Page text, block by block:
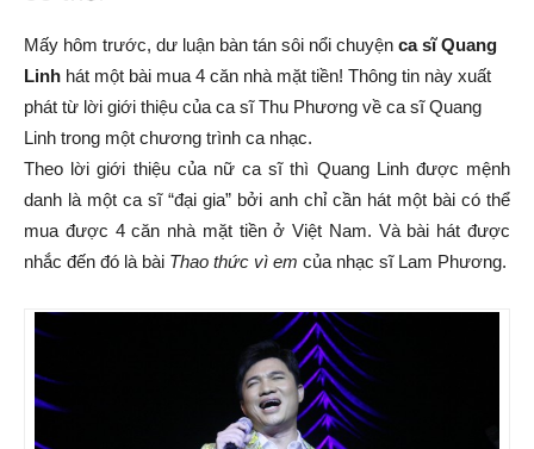
Mấy hôm trước, dư luận bàn tán sôi nổi chuyện ca sĩ Quang
Linh hát một bài mua 4 căn nhà mặt tiền! Thông tin này xuất
phát từ lời giới thiệu của ca sĩ Thu Phương về ca sĩ Quang
Linh trong một chương trình ca nhạc.
Theo lời giới thiệu của nữ ca sĩ thì Quang Linh được mệnh
danh là một ca sĩ “đại gia” bởi anh chỉ cần hát một bài có thể
mua được 4 căn nhà mặt tiền ở Việt Nam. Và bài hát được
nhắc đến đó là bài Thao thức vì em của nhạc sĩ Lam Phương.